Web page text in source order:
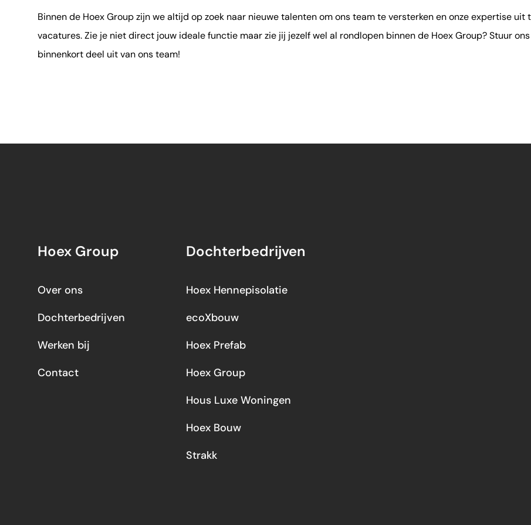
Binnen de Hoex Group zijn we altijd op zoek naar nieuwe talenten om ons team te versterken en onze expertise
vacatures. Zie je niet direct jouw ideale functie maar zie jij jezelf wel al rondlopen binnen de Hoex Group? Stuur
binnenkort deel uit van ons team!
Hoex Group
Over ons
Dochterbedrijven
Werken bij
Contact
Dochterbedrijven
Hoex Hennepisolatie
ecoXbouw
Hoex Prefab
Hoex Group
Hous Luxe Woningen
Hoex Bouw
Strakk